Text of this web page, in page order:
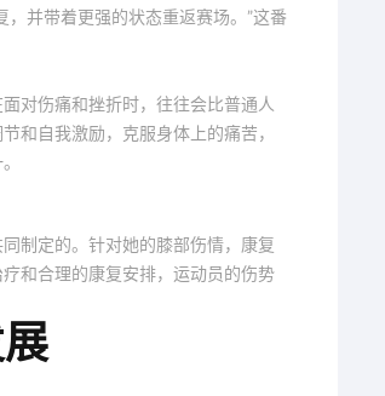
并带着更强的状态重返赛场。”这番
对伤痛和挫折时，往往会比普通人
和自我激励，克服身体上的痛苦，
制定的。针对她的膝部伤情，康复
和合理的康复安排，运动员的伤势